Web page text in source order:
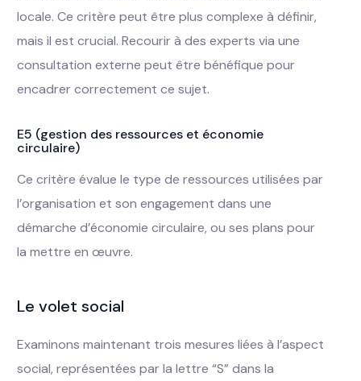
locale. Ce critère peut être plus complexe à définir,
mais il est crucial. Recourir à des experts via une
consultation externe peut être bénéfique pour
encadrer correctement ce sujet.
E5 (gestion des ressources et économie
circulaire)
Ce critère évalue le type de ressources utilisées par
l’organisation et son engagement dans une
démarche d’économie circulaire, ou ses plans pour
la mettre en œuvre.
Le volet social
Examinons maintenant trois mesures liées à l’aspect
social, représentées par la lettre “S” dans la